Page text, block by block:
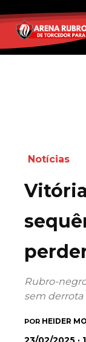
Notícias
Rubro-
sem derrota
POR HEIDER